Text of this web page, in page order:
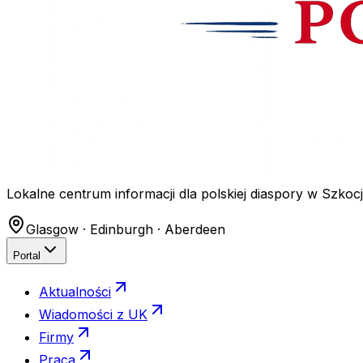
Lokalne centrum informacji dla polskiej diaspory w
Glasgow · Edinburgh · Aberdeen
Portal
Aktualności
Wiadomości z UK
Firmy
Praca